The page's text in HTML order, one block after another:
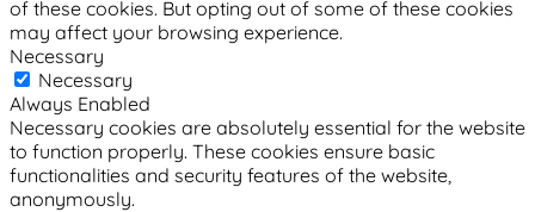
of these cookies. But opting out of some of these cookies
may affect your browsing experience.
Necessary
Necessary
Always Enabled
Necessary cookies are absolutely essential for the website
to function properly. These cookies ensure basic
functionalities and security features of the website,
anonymously.